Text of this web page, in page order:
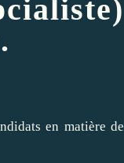
)
en matière de